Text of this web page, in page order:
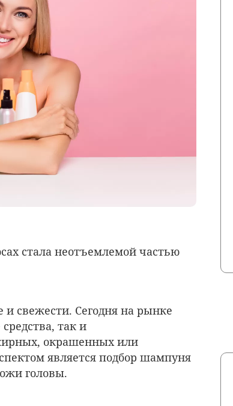
стала неотъемлемой частью
свежести. Сегодня на рынке
так и
окрашенных или
является подбор шампуня
головы.